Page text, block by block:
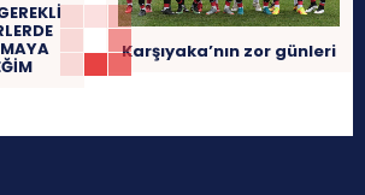
Karşıyaka’nın zor günleri